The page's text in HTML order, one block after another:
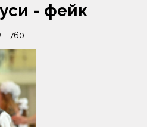
- фейк
760